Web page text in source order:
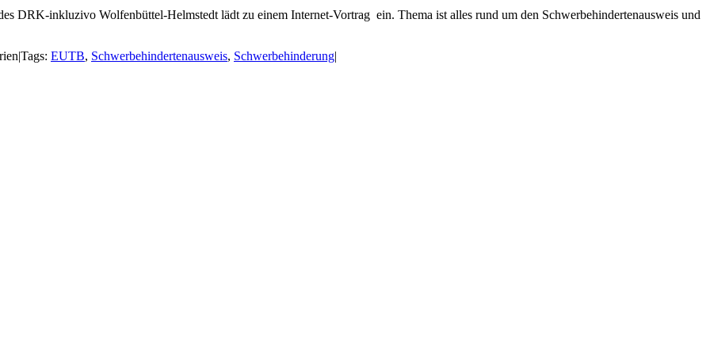
DRK-inkluzivo Wolfenbüttel-Helmstedt lädt zu einem Internet-Vortrag ein. Thema ist alles rund um den Schwerbehindertenausweis und
|Tags: EUTB, Schwerbehindertenausweis, Schwerbehinderung|